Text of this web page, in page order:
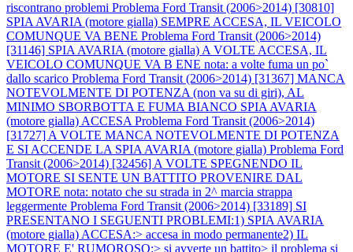
riscontrano problemi Problema Ford Transit (2006>2014) [30810]
SPIA AVARIA (motore gialla) SEMPRE ACCESA, IL VEICOLO
COMUNQUE VA BENE Problema Ford Transit (2006>2014)
[31146] SPIA AVARIA (motore gialla) A VOLTE ACCESA, IL
VEICOLO COMUNQUE VA B ENE nota: a volte fuma un po`
dallo scarico Problema Ford Transit (2006>2014) [31367] MANCA
NOTEVOLMENTE DI POTENZA (non va su di giri), AL
MINIMO SBORBOTTA E FUMA BIANCO SPIA AVARIA
(motore gialla) ACCESA Problema Ford Transit (2006>2014)
[31727] A VOLTE MANCA NOTEVOLMENTE DI POTENZA
E SI ACCENDE LA SPIA AVARIA (motore gialla) Problema Ford
Transit (2006>2014) [32456] A VOLTE SPEGNENDO IL
MOTORE SI SENTE UN BATTITO PROVENIRE DAL
MOTORE nota: notato che su strada in 2^ marcia strappa
leggermente Problema Ford Transit (2006>2014) [33189] SI
PRESENTANO I SEGUENTI PROBLEMI:1) SPIA AVARIA
(motore gialla) ACCESA:> accesa in modo permanente2) IL
MOTORE E' RUMOROSO:> si avverte un battito> il problema si